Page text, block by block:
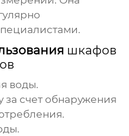
шкафов
воды.
за счет обнаружения